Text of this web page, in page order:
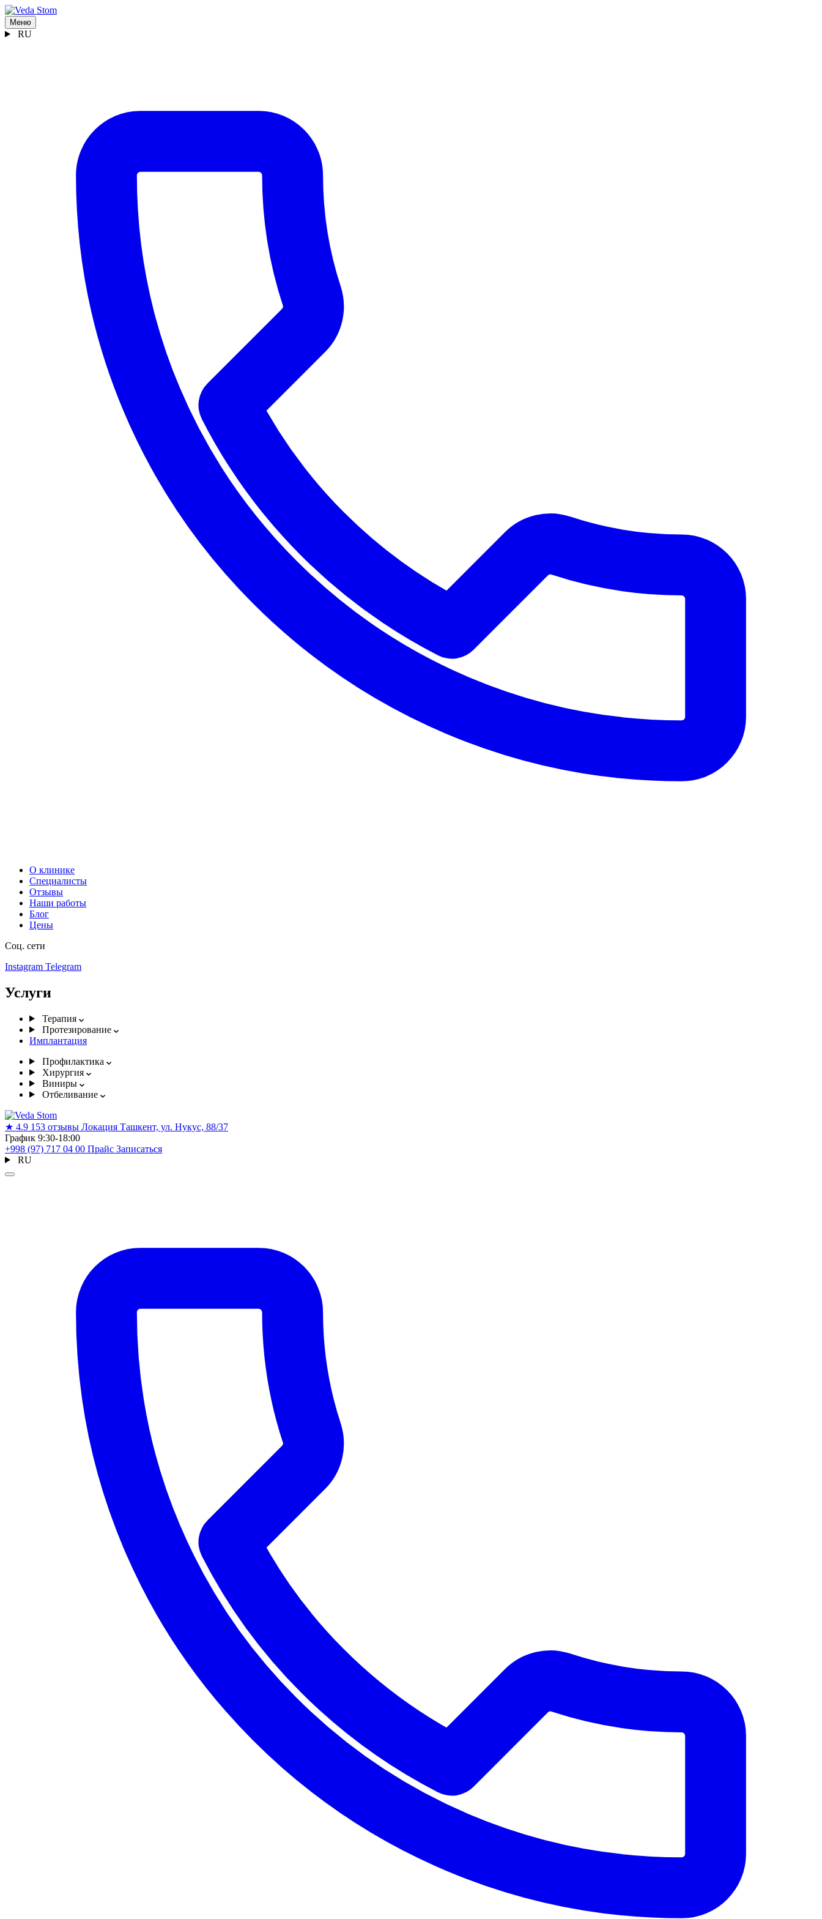
Меню
RU
О клинике
Специалисты
Отзывы
Наши работы
Блог
Цены
Соц. сети
Instagram Telegram
Услуги
Терапия
Протезирование
Имплантация
Профилактика
Хирургия
Виниры
Отбеливание
★ 4.9 153 отзывы Локация Ташкент, ул. Нукус, 88/37
График 9:30-18:00
+998 (97) 717 04 00 Прайс Записаться
RU